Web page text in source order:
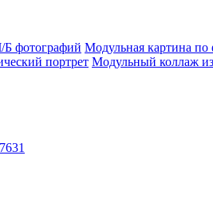
Б фотографий Модульная картина по
портрет Модульный коллаж